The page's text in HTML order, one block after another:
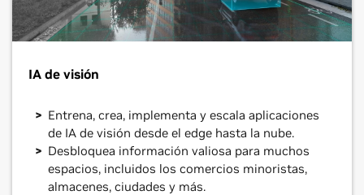
IA de visión
Entrena, crea, implementa y escala aplicaciones
de IA de visión desde el edge hasta la nube.
Desbloquea información valiosa para muchos
espacios, incluidos los comercios minoristas,
almacenes, ciudades y más.